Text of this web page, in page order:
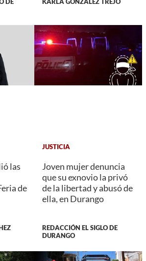
las
de
JUSTICIA
Joven mujer denuncia
que su exnovio la privó
de la libertad y abusó de
ella, en Durango
REDACCIÓN EL SIGLO DE
DURANGO